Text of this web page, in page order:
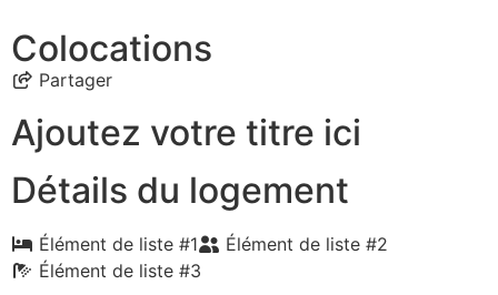
Colocations
Partager
Ajoutez votre titre ici
Détails du logement
Élément de liste #1
Élément de liste #2
Élément de liste #3